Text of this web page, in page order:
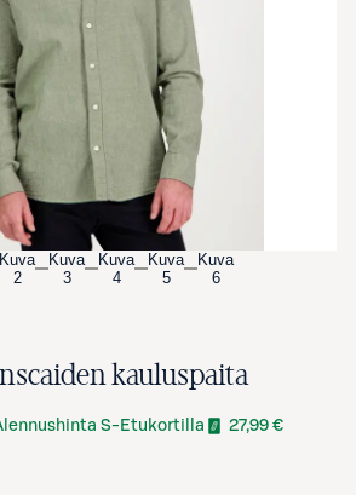
tuotekuva suurennettuna
Kuva
2
Kuva
3
Kuva
4
Kuva
5
Kuva
6
kauluspaita
S-Etukortilla 27,99 €